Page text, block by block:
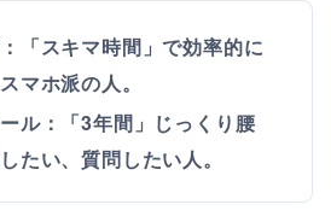
「スキマ時間」で効率的に
マホ派の人。
ル：
「3年間」じっくり腰
たい、質問したい人。